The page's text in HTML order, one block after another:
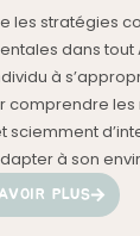
les stratégies
dans tout
à
comprendre
sciemment
à son
PLUS